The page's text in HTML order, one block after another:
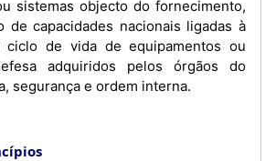
sistemas objecto do fornecimento,
de capacidades nacionais ligadas à
ciclo de vida de equipamentos ou
adquiridos pelos órgãos do
segurança e ordem interna.